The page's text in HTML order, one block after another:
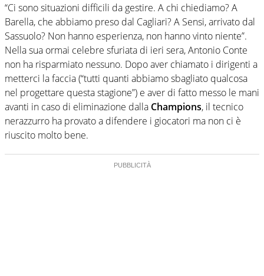
“Ci sono situazioni difficili da gestire. A chi chiediamo? A
Barella, che abbiamo preso dal Cagliari? A Sensi, arrivato dal
Sassuolo? Non hanno esperienza, non hanno vinto niente”.
Nella sua ormai celebre sfuriata di ieri sera, Antonio Conte
non ha risparmiato nessuno. Dopo aver chiamato i dirigenti a
metterci la faccia (“tutti quanti abbiamo sbagliato qualcosa
nel progettare questa stagione”) e aver di fatto messo le mani
avanti in caso di eliminazione dalla Champions, il tecnico
nerazzurro ha provato a difendere i giocatori ma non ci è
riuscito molto bene.